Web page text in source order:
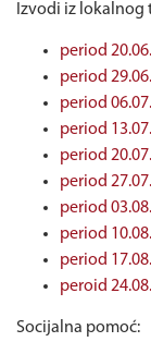
Izvodi iz lokalnog
period
period
period
period
period
period
period
period
period
peroid
Socijalna pomoć: